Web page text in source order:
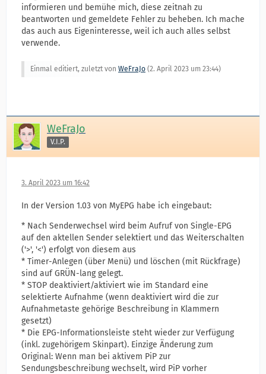
informieren und bemühe mich, diese zeitnah zu
beantworten und gemeldete Fehler zu beheben. Ich mache
das auch aus Eigeninteresse, weil ich auch alles selbst
verwende.
Einmal editiert, zuletzt von WeFraJo (2. April 2023 um 23:44)
WeFraJo
V.I.P.
3. April 2023 um 16:42
In der Version 1.03 von MyEPG habe ich eingebaut:
* Nach Senderwechsel wird beim Aufruf von Single-EPG
auf den aktellen Sender selektiert und das Weiterschalten
('>', '<') erfolgt von diesem aus
* Timer-Anlegen (über Menü) und löschen (mit Rückfrage)
sind auf GRÜN-lang gelegt.
* STOP deaktiviert/aktiviert wie im Standard eine
selektierte Aufnahme (wenn deaktiviert wird die zur
Aufnahmetaste gehörige Beschreibung in Klammern
gesetzt)
* Die EPG-Informationsleiste steht wieder zur Verfügung
(inkl. zugehörigem Skinpart). Einzige Änderung zum
Original: Wenn man bei aktivem PiP zur
Sendungsbeschreibung wechselt, wird PiP vorher